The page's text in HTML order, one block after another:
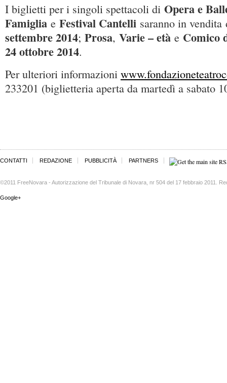
I biglietti per i singoli spettacoli di Opera e
Famiglia e Festival Cantelli saranno in
settembre 2014; Prosa, Varie – età e Comico
24 ottobre 2014.
Per ulteriori informazioni
233201 (biglietteria aperta da martedì a sabato
CONTATTI REDAZIONE PUBBLICITÀ PARTNERS
©2011 FreeNovara - Autorizzazione del Tribunale di Novara, nr 504 del 17 febbraio 2011.
Google+